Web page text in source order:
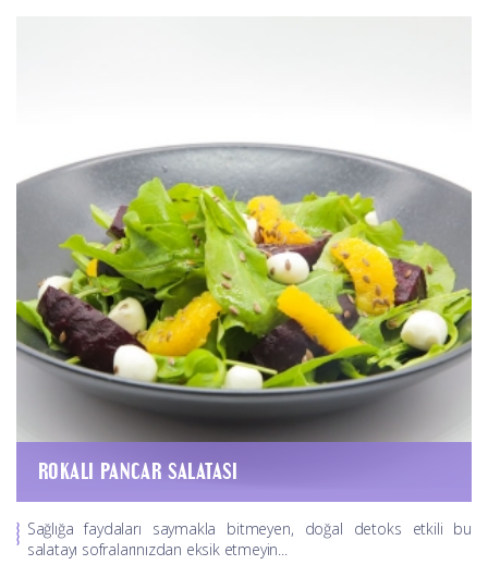
ROKALI PANCAR SALATASI
Sağlığa faydaları saymakla bitmeyen, doğal detoks etkili bu
salatayı sofralarınızdan eksik etmeyin...